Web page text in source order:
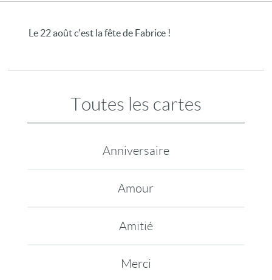
Le 22 août c'est la fête de Fabrice !
Toutes les cartes
Anniversaire
Amour
Amitié
Merci